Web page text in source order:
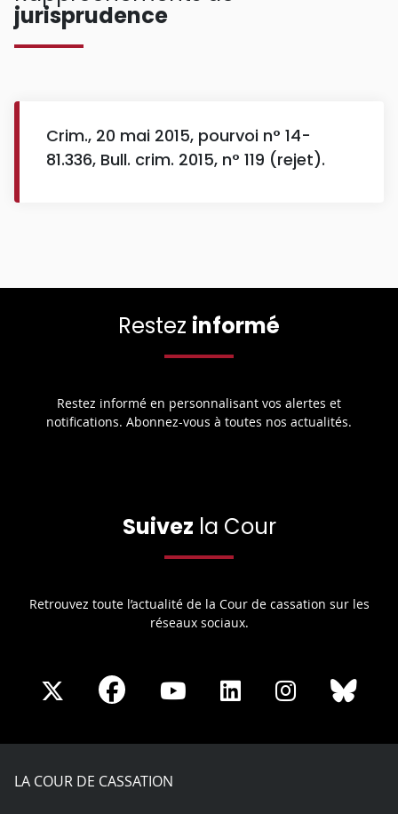
jurisprudence
Crim., 20 mai 2015, pourvoi n° 14-
81.336, Bull. crim. 2015, n° 119 (rejet).
Restez informé
Restez informé en personnalisant vos alertes et
notifications. Abonnez-vous à toutes nos actualités.
Suivez la Cour
Retrouvez toute l’actualité de la Cour de cassation sur les
réseaux sociaux.
Share
X
Share
Facebook
Share
Youtube
Share
LinkedIn
Share
Instagram
LA COUR DE CASSATION